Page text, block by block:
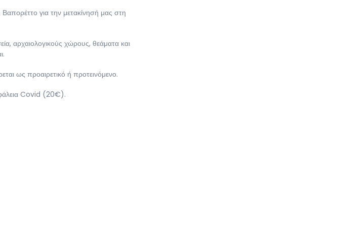
για την μετακίνησή μας στη
αρχαιολογικούς χώρους, θεάματα και
ως προαιρετικό ή προτεινόμενο.
Covid (20€).